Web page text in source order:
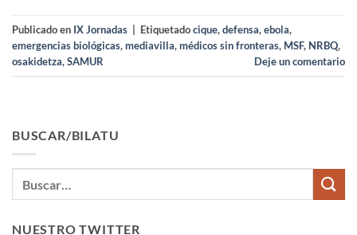
Publicado en IX Jornadas Etiquetadocique,defensa,ebola,
emergencias biológicas,mediavilla,médicos sin fronteras, MSF, NRBQ,
osakidetza,SAMUR Deje un comentario
BUSCAR/BILATU
NUESTRO TWITTER